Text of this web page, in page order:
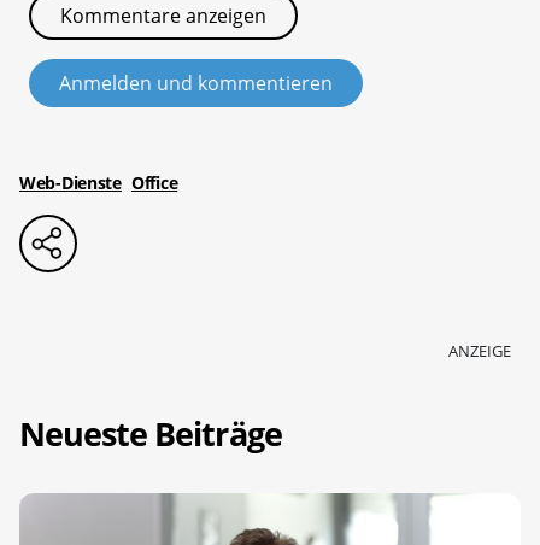
Kommentare anzeigen
Anmelden und kommentieren
Web-Dienste Office
ANZEIGE
Neueste Beiträge